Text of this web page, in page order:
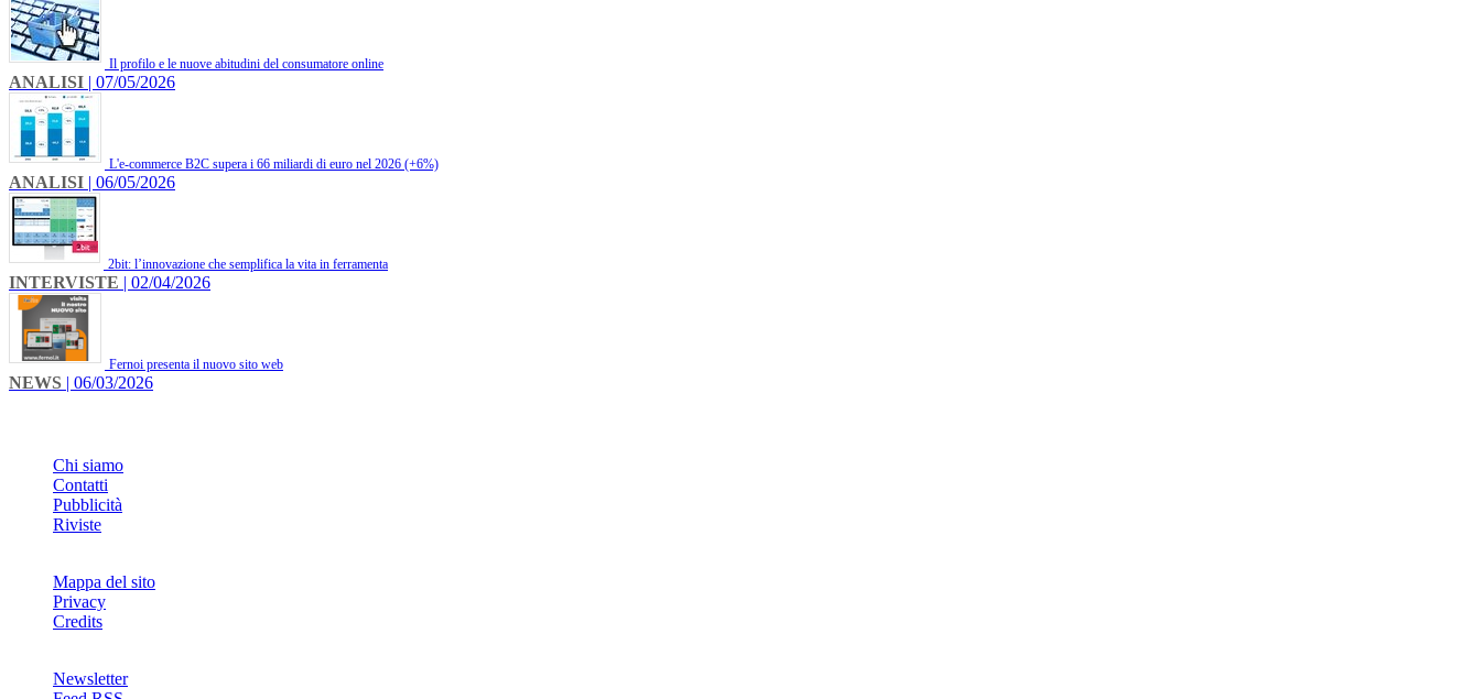
Il profilo e le nuove abitudini del consumatore online
ANALISI | 07/05/2026
L'e-commerce B2C supera i 66 miliardi di euro nel 2026 (+6%)
ANALISI | 06/05/2026
2bit: l’innovazione che semplifica la vita in ferramenta
INTERVISTE | 02/04/2026
Fernoi presenta il nuovo sito web
NEWS | 06/03/2026
Chi siamo
Contatti
Pubblicità
Riviste
Mappa del sito
Privacy
Credits
Newsletter